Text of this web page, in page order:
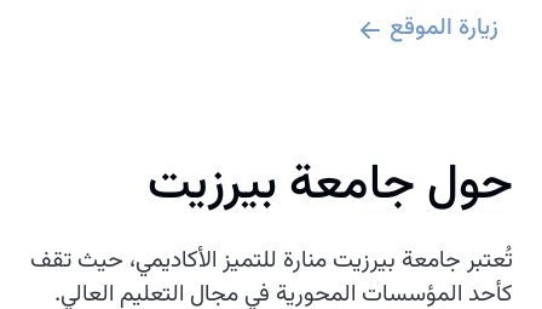
زيارة الموقع
حول جامعة بيرزيت
تُعتبر جامعة بيرزيت منارة للتميز الأكاديمي، حيث تقف
كأحد المؤسسات المحورية في مجال التعليم العالي.